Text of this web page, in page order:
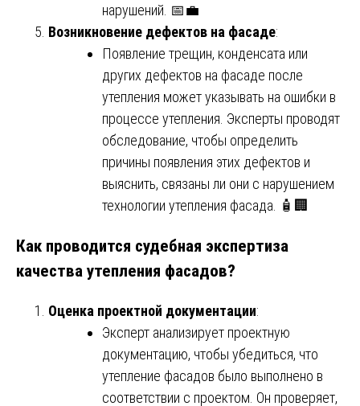
нарушений. 📅💼
Возникновение дефектов на фасаде:
Появление трещин, конденсата или
других дефектов на фасаде после
утепления может указывать на ошибки в
процессе утепления. Эксперты проводят
обследование, чтобы определить
причины появления этих дефектов и
выяснить, связаны ли они с нарушением
технологии утепления фасада. 🧴🏢
Как проводится судебная экспертиза
качества утепления фасадов?
Оценка проектной документации:
Эксперт анализирует проектную
документацию, чтобы убедиться, что
утепление фасадов было выполнено в
соответствии с проектом. Он проверяет,